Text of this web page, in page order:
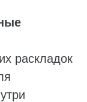
раскладок